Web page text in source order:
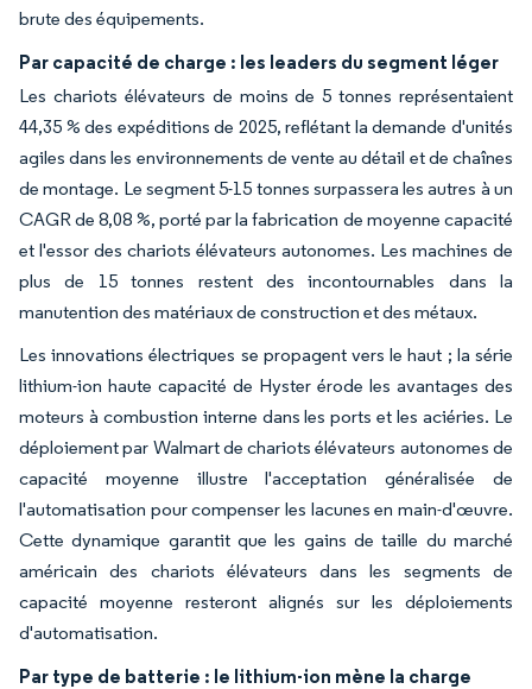
brute des équipements.
Par capacité de charge : les leaders du segment léger
Les chariots élévateurs de moins de 5 tonnes représentaient
44,35 % des expéditions de 2025, reflétant la demande d'unités
agiles dans les environnements de vente au détail et de chaînes
de montage. Le segment 5-15 tonnes surpassera les autres à un
CAGR de 8,08 %, porté par la fabrication de moyenne capacité
et l'essor des chariots élévateurs autonomes. Les machines de
plus de 15 tonnes restent des incontournables dans la
manutention des matériaux de construction et des métaux.
Les innovations électriques se propagent vers le haut ; la série
lithium-ion haute capacité de Hyster érode les avantages des
moteurs à combustion interne dans les ports et les aciéries. Le
déploiement par Walmart de chariots élévateurs autonomes de
capacité moyenne illustre l'acceptation généralisée de
l'automatisation pour compenser les lacunes en main-d'œuvre.
Cette dynamique garantit que les gains de taille du marché
américain des chariots élévateurs dans les segments de
capacité moyenne resteront alignés sur les déploiements
d'automatisation.
Par type de batterie : le lithium-ion mène la charge